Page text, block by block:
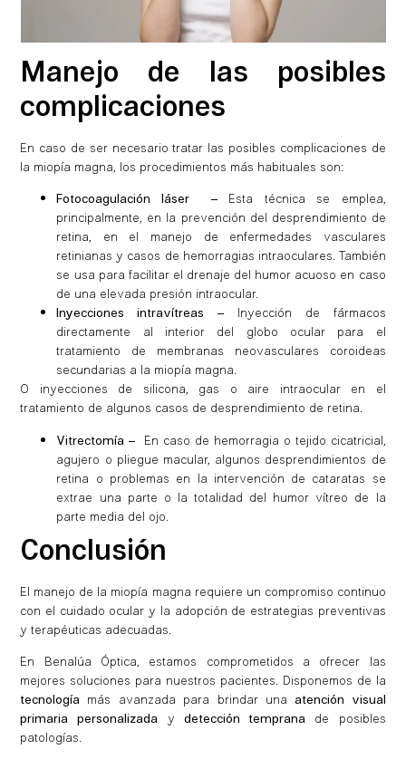
Manejo de las posibles
complicaciones
En caso de ser necesario tratar las posibles complicaciones de
la miopía magna, los procedimientos más habituales son:
Fotocoagulación láser – Esta técnica se emplea,
principalmente, en la prevención del desprendimiento de
retina, en el manejo de enfermedades vasculares
retinianas y casos de hemorragias intraoculares. También
se usa para facilitar el drenaje del humor acuoso en caso
de una elevada presión intraocular.
Inyecciones intravítreas – Inyección de fármacos
directamente al interior del globo ocular para el
tratamiento de membranas neovasculares coroideas
secundarias a la miopía magna.
O inyecciones de silicona, gas o aire intraocular en el
tratamiento de algunos casos de desprendimiento de retina.
Vitrectomía – En caso de hemorragia o tejido cicatricial,
agujero o pliegue macular, algunos desprendimientos de
retina o problemas en la intervención de cataratas se
extrae una parte o la totalidad del humor vítreo de la
parte media del ojo.
Conclusión
El manejo de la miopía magna requiere un compromiso continuo
con el cuidado ocular y la adopción de estrategias preventivas
y terapéuticas adecuadas.
En Benalúa Óptica, estamos comprometidos a ofrecer las
mejores soluciones para nuestros pacientes. Disponemos de la
tecnología más avanzada para brindar una atención visual
primaria personalizada y detección temprana de posibles
patologías.